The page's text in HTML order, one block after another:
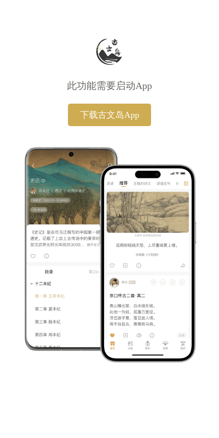
此功能需要启动App
下载古文岛App